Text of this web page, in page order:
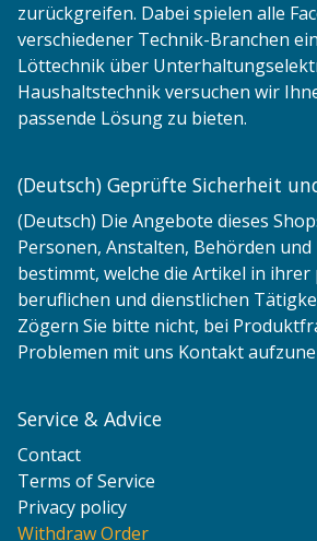
zurückgreifen. Dabei spielen alle
verschiedener Technik-Branchen
Löttechnik über
Haushaltstechnik versuchen wir
passende Lösung zu bieten.
Service & Advice
Contact
Terms of Service
Privacy policy
Withdraw Order
(Deutsch) Geprüfte Sicherheit
(Deutsch) Die Angebote dieses
Personen, Anstalten, Behörden
bestimmt, welche die Artikel in ihrer
beruflichen und dienstlichen
Zögern Sie bitte nicht, bei
Problemen mit uns Kontakt